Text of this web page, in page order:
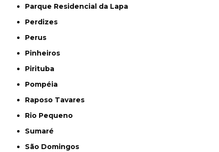
Parque Residencial da Lapa
Perdizes
Perus
Pinheiros
Pirituba
Pompéia
Raposo Tavares
Rio Pequeno
Sumaré
São Domingos